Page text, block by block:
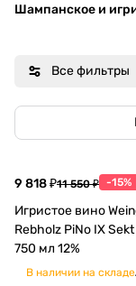
Шампанское и
Все фильтры
9 818 ₽11 550 ₽ -15%
Игристое вино
Rebholz PiNo IX
750 мл 12%
В наличии на складе